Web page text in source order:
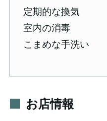
定期的な換気
室内の消毒
こまめな手洗い
お店情報